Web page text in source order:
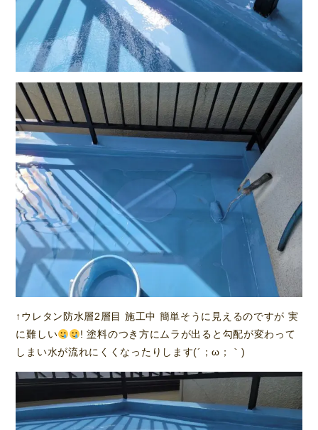
↑ウレタン防水層2層目 施工中 簡単そうに見えるのですが 実
に難しい
! 塗料のつき方にムラが出ると勾配が変わって
しまい水が流れにくくなったりします(´；ω；｀)